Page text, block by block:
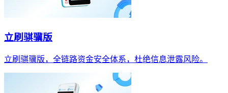
立刷骐骥版
立刷骐骥版，全链路资金安全体系，杜绝信息泄露风险。